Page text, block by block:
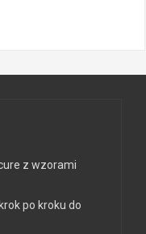
z wzorami
po kroku do